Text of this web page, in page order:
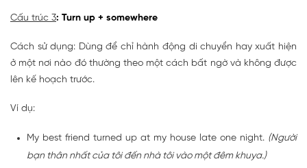
Cấu trúc 3: Turn up + somewhere
Cách sử dụng: Dùng để chỉ hành động di chuyển hay xuất hiện
ở một nơi nào đó thường theo một cách bất ngờ và không được
lên kế hoạch trước.
Ví dụ:
My best friend turned up at my house late one night. (Người
bạn thân nhất của tôi đến nhà tôi vào một đêm khuya.)